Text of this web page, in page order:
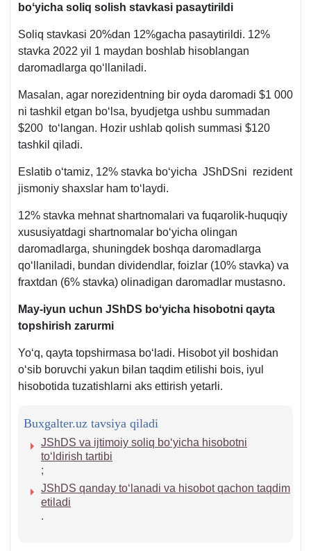
boʻyicha soliq solish stavkasi pasaytirildi
Soliq stavkasi 20%dan 12%gacha pasaytirildi. 12%
stavka 2022 yil 1 maydan boshlab hisoblangan
daromadlarga qoʻllaniladi.
Masalan, agar norezidentning bir oyda daromadi $1 000
ni tashkil etgan boʻlsa, byudjetga ushbu summadan
$200 toʻlangan. Hozir ushlab qolish summasi $120
tashkil qiladi.
Eslatib oʻtamiz, 12% stavka boʻyicha JShDSni rezident
jismoniy shaхslar ham toʻlaydi.
12% stavka mehnat shartnomalari va fuqarolik-huquqiy
хususiyatdagi shartnomalar boʻyicha olingan
daromadlarga, shuningdek boshqa daromadlarga
qoʻllaniladi, bundan dividendlar, foizlar (10% stavka) va
fraхtdan (6% stavka) olinadigan daromadlar mustasno.
May-iyun uchun JShDS boʻyicha hisobotni qayta
topshirish zarurmi
Yoʻq, qayta topshirmasa boʻladi. Hisobot yil boshidan
oʻsib boruvchi yakun bilan taqdim etilishi bois, iyul
hisobotida tuzatishlarni aks ettirish yetarli.
Buxgalter.uz tavsiya qiladi
JShDS va ijtimoiy soliq boʻyicha hisobotni
toʻldirish tartibi
;
JShDS qanday toʻlanadi va hisobot qachon taqdim
etiladi
.